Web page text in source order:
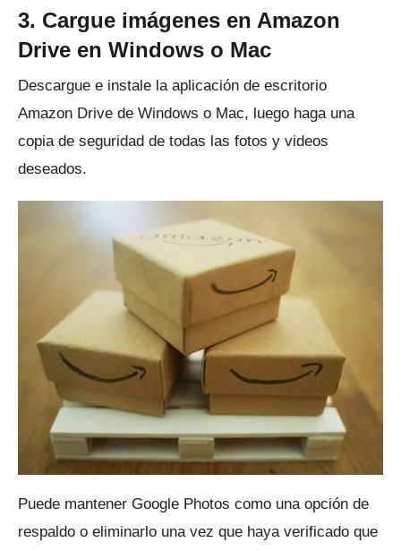
3. Cargue imágenes en Amazon
Drive en Windows o Mac
Descargue e instale la aplicación de escritorio
Amazon Drive de Windows o Mac, luego haga una
copia de seguridad de todas las fotos y videos
deseados.
Puede mantener Google Photos como una opción de
respaldo o eliminarlo una vez que haya verificado que